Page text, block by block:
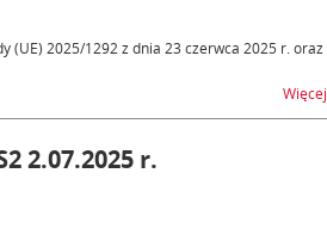
(UE) 2025/1292 z dnia 23 czerwca 2025 r. oraz
Więcej
2.07.2025 r.